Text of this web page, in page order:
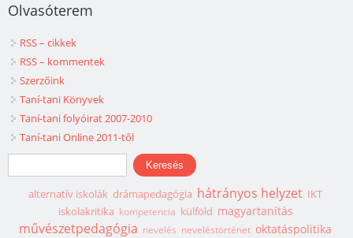
Olvasóterem
RSS – cikkek
RSS – kommentek
Szerzőink
Taní-tani Könyvek
Taní-tani folyóirat 2007-2010
Taní-tani Online 2011-től
Keresés űrlap
Keresés
alternatív iskolák drámapedagógia hátrányos helyzet IKT
iskolakritika kompetencia külföld magyartanítás
művészetpedagógia nevelés neveléstörténet oktatáspolitika